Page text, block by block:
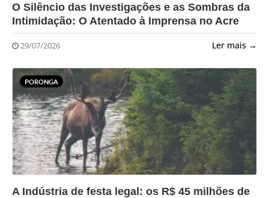
O Silêncio das Investigações e as Sombras da
Intimidação: O Atentado à Imprensa no Acre
29/07/2026 Ler mais →
PORONGA
?>
A Indústria de festa legal: os R$ 45 milhões de